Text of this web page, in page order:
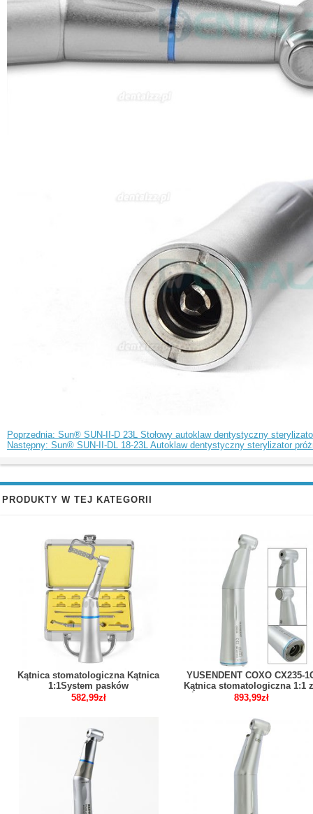
Poprzednia: Sun® SUN-II-D 23L Stołowy autoklaw dentystyczny
Następny: Sun® SUN-II-DL 18-23L Autoklaw dentystyczny sterylizator
PRODUKTY W TEJ KATEGORII
Kątnica stomatologiczna Kątnica
1:1System pasków
interproksymalnych IPR
582,99zł
YUSENDENT COXO CX235-
Kątnica stomatologiczna 1:1
światłem led kompatybilny z
893,99zł